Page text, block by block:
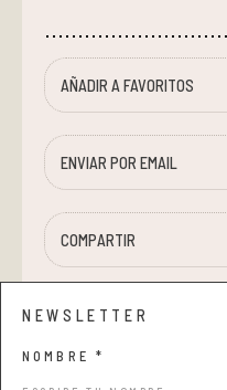
AÑADIR A FAVORITOS
ENVIAR POR EMAIL
COMPARTIR
NEWSLETTER
NOMBRE *